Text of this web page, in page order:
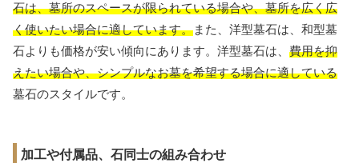
石は、墓所のスペースが限られている場合や、墓所を広く広
く使いたい場合に適しています。また、洋型墓石は、和型墓
石よりも価格が安い傾向にあります。洋型墓石は、 費用を抑
えたい場合や、シンプルなお墓を希望する場合に適している
墓石のスタイルです。
加工や付属品、石同士の組み合わせ